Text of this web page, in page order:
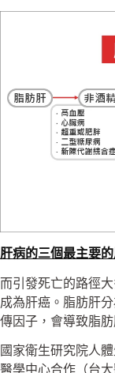
肝病的三個最主要
而引發死亡的路徑
成為肝癌。脂肪肝
傳因子，會導致脂
國家衛生研究院人
醫學中心合作（台